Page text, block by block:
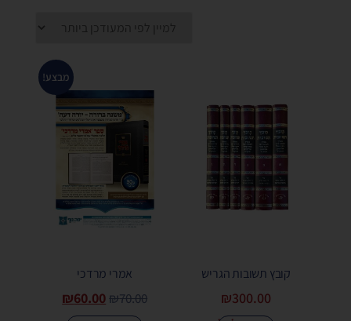
קובץ תשובות הגריש
₪300.00
מבצע!
אמרי מרדכי
₪70.00
₪60.00